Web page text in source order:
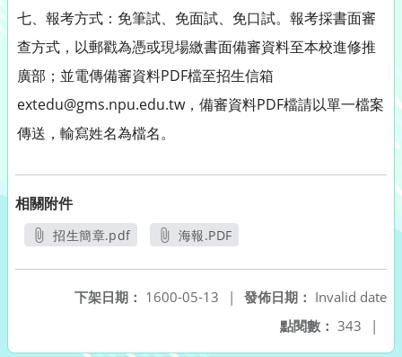
七、報考方式：免筆試、免面試、免口試。報考採書面審
查方式，以郵戳為憑或現場繳書面備審資料至本校進修推
廣部；並電傳備審資料PDF檔至招生信箱
extedu@gms.npu.edu.tw，備審資料PDF檔請以單一檔案
傳送，輸寫姓名為檔名。
相關附件
招生簡章.pdf
海報.PDF
發佈日期： Invalid date
下架日期： 1600-05-13
|
點閱數： 343 |